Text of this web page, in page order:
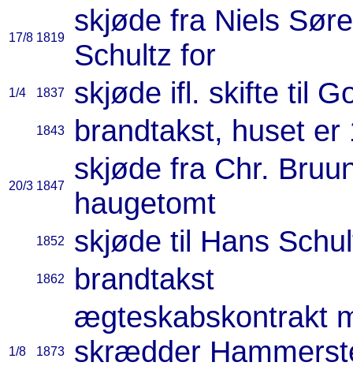
17/8 1819
skjøde fra Niels
Schultz for
1/4 1837 skjøde ifl. skifte til
1843 brandtakst, huset er
20/3 1847
skjøde fra Chr.
haugetomt
1852 skjøde til Hans
1862 brandtakst
1/8 1873
ægteskabskontrakt
skrædder